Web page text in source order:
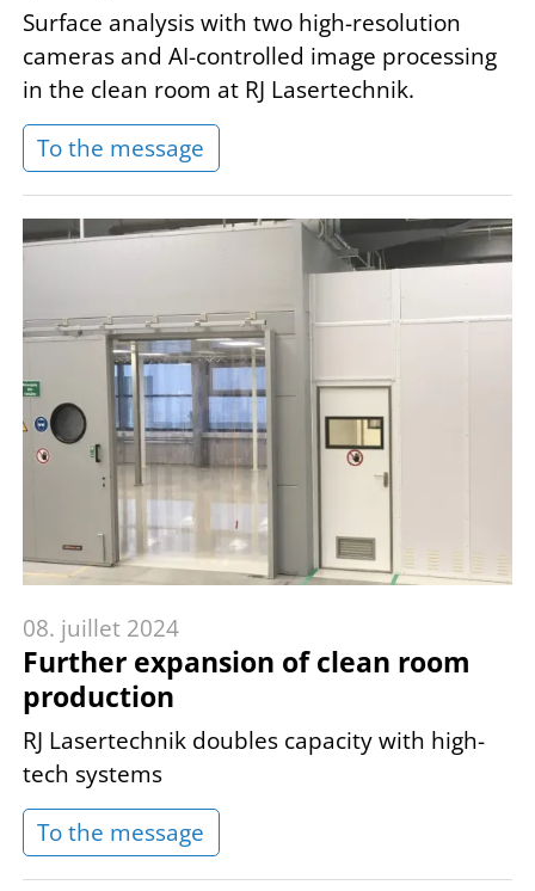
Surface analysis with two high-resolution
cameras and AI-controlled image processing
in the clean room at RJ Lasertechnik.
To the message
08. juillet 2024
Further expansion of clean room
production
RJ Lasertechnik doubles capacity with high-
tech systems
To the message